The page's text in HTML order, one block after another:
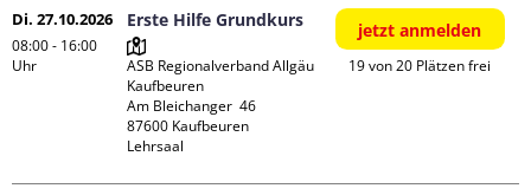
Di. 27.10.2026
08:00 - 16:00
Uhr
Erste Hilfe Grundkurs
ASB Regionalverband Allgäu
Kaufbeuren
Am Bleichanger  46
87600 Kaufbeuren
Lehrsaal
jetzt anmelden
19 von 20 Plätzen frei